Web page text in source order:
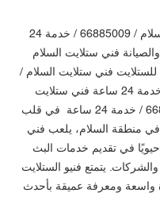
فني ستلايت السلام
فني ستلايت السلام /
66885009 / خدمة 24 ساعة فني ستلايت
السلام / 66885009 / خدمة 24 ساعة  في قلب
في منطقة السلام، يلعب فني
حيويًا في تقديم خدمات البث
يتمتع فنيو الستلايت
واسعة ومعرفة عميقة بأحدث